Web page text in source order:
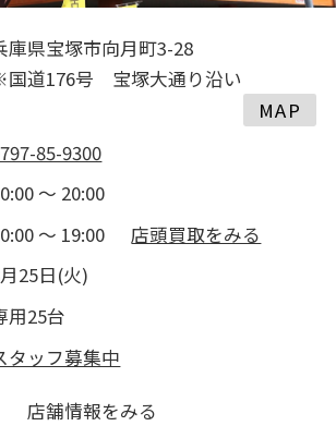
庫県宝塚市向月町3-28
道176号 宝塚大通り沿い
MAP
85-9300
～ 20:00
～ 19:00
店頭買取をみる
25日(火)
用25台
タッフ募集中
店舗情報をみる